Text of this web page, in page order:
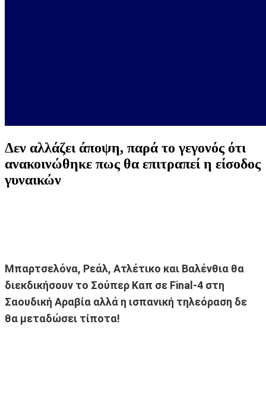
Δεν αλλάζει άποψη, παρά το γεγονός ότι
ανακοινώθηκε πως θα επιτραπεί η είσοδος
γυναικών
Μπαρτσελόνα, Ρεάλ, Ατλέτικο και Βαλένθια θα
διεκδικήσουν το Σούπερ Καπ σε Final-4 στη
Σαουδική Αραβία αλλά η ισπανική τηλεόραση δε
θα μεταδώσει τίποτα!